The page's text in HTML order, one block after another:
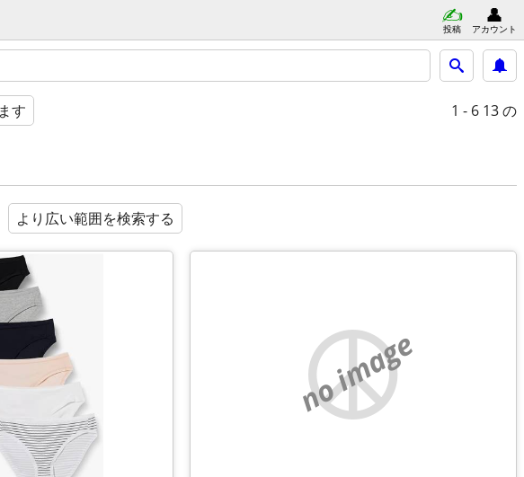
投稿 アカウント
す 1 - 6 13 の
より広い範囲を検索する
no image